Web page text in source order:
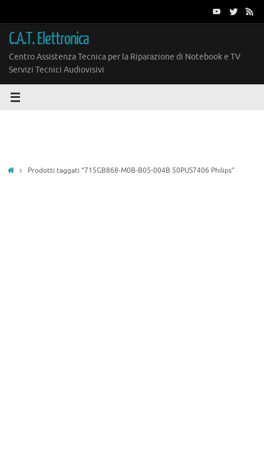
contenuto
C.A.T. Elettronica
Centro Assistenza Tecnica per la Riparazione di Notebook e TV
Servizi Tecnici Audiovisivi
HomeProdotti taggati “715GB868-M0B-B05-004B 50PUS7406 Philips”